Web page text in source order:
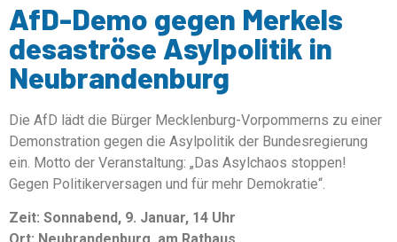
AfD-Demo gegen Merkels
desaströse Asylpolitik in
Neubrandenburg
Die AfD lädt die Bürger Mecklenburg-Vorpommerns zu einer
Demonstration gegen die Asylpolitik der Bundesregierung
ein. Motto der Veranstaltung: „Das Asylchaos stoppen!
Gegen Politikerversagen und für mehr Demokratie“.
Zeit: Sonnabend, 9. Januar, 14 Uhr